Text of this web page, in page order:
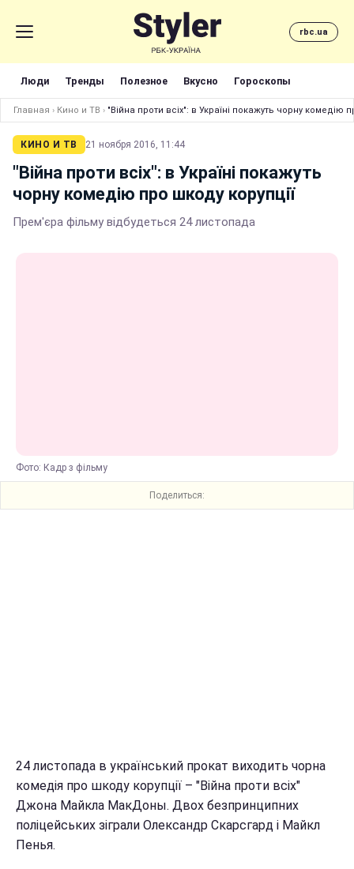
rbc.ua
Люди Тренды Полезное Вкусно Гороскопы
Главная › Кино и ТВ › "Війна проти всіх": в Україні покажуть чорну комедію
КИНО И ТВ 21 ноября 2016, 11:44
"Війна проти всіх": в Україні покажуть
чорну комедію про шкоду корупції
Прем'єра фільму відбудеться 24 листопада
Фото: Кадр з фільму
Поделиться:
24 листопада в український прокат виходить чорна
комедія про шкоду корупції – "Війна проти всіх"
Джона Майкла МакДоны. Двох безпринципних
поліцейських зіграли Олександр Скарсгард і Майкл
Пенья.